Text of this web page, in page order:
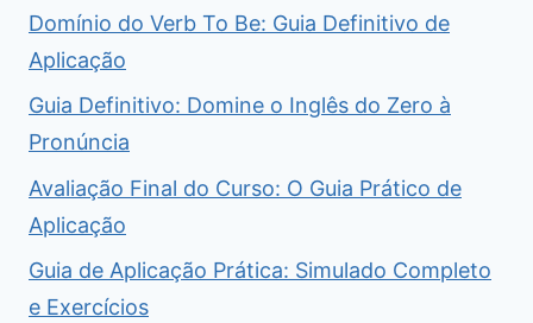
Domínio do Verb To Be: Guia Definitivo de
Aplicação
Guia Definitivo: Domine o Inglês do Zero à
Pronúncia
Avaliação Final do Curso: O Guia Prático de
Aplicação
Guia de Aplicação Prática: Simulado Completo
e Exercícios